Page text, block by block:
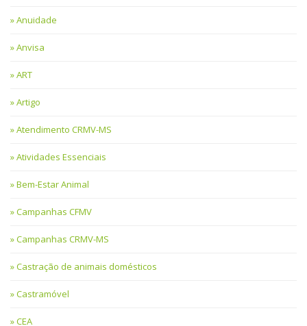
Anuidade
Anvisa
ART
Artigo
Atendimento CRMV-MS
Atividades Essenciais
Bem-Estar Animal
Campanhas CFMV
Campanhas CRMV-MS
Castração de animais domésticos
Castramóvel
CEA